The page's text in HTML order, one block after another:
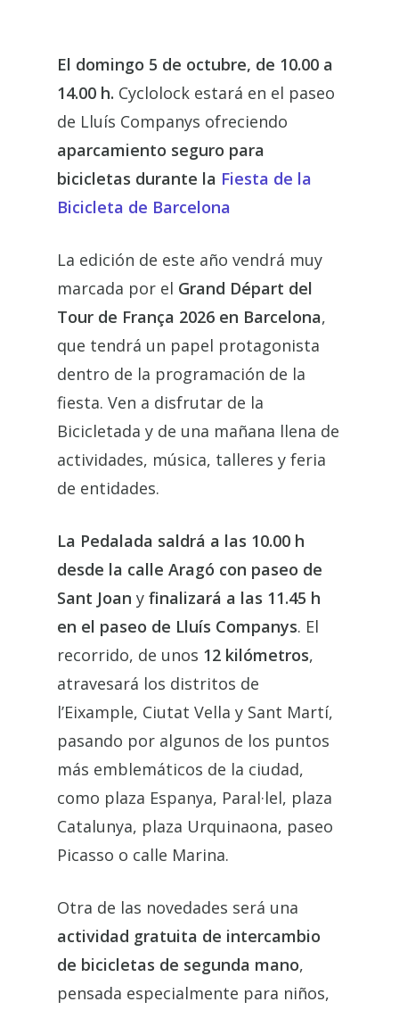
El domingo 5 de octubre, de 10.00 a
14.00 h. Cyclolock estará en el paseo
de Lluís Companys ofreciendo
aparcamiento seguro para
bicicletas durante la Fiesta de la
Bicicleta de Barcelona
La edición de este año vendrá muy
marcada por el Grand Départ del
Tour de França 2026 en Barcelona,
que tendrá un papel protagonista
dentro de la programación de la
fiesta. Ven a disfrutar de la
Bicicletada y de una mañana llena de
actividades, música, talleres y feria
de entidades.
La Pedalada saldrá a las 10.00 h
desde la calle Aragó con paseo de
Sant Joan y finalizará a las 11.45 h
en el paseo de Lluís Companys. El
recorrido, de unos 12 kilómetros,
atravesará los distritos de
l’Eixample, Ciutat Vella y Sant Martí,
pasando por algunos de los puntos
más emblemáticos de la ciudad,
como plaza Espanya, Paral·lel, plaza
Catalunya, plaza Urquinaona, paseo
Picasso o calle Marina.
Otra de las novedades será una
actividad gratuita de intercambio
de bicicletas de segunda mano,
pensada especialmente para niños,